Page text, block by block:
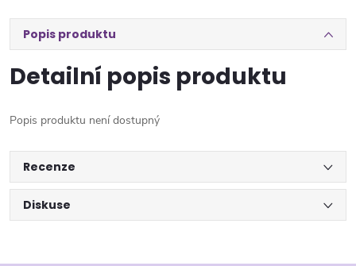
Popis produktu
Detailní popis produktu
Popis produktu není dostupný
Recenze
Diskuse